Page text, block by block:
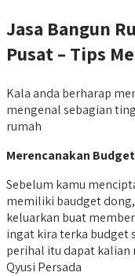
Jasa Bangun
Pusat – Tips
Kala anda berharap
mengenal sebagian
rumah
Merencanakan Budget
Sebelum kamu
memiliki baudget
keluarkan buat
ingat kira terka budget
perihal itu dapat
Qyusi Persada